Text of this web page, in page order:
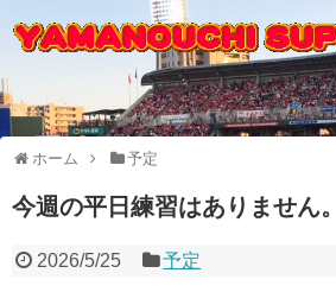
ホーム 予定
今週の平日練習はありません。
2026/5/25 予定